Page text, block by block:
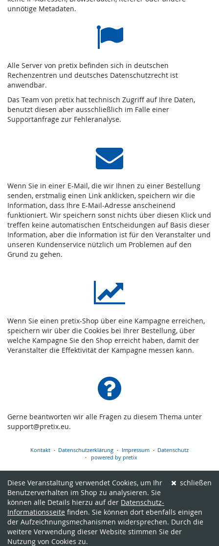
unnötige Metadaten.
Alle Server von pretix befinden sich in deutschen
Rechenzentren und deutsches Datenschutzrecht ist
anwendbar.
Das Team von pretix hat technisch Zugriff auf Ihre Daten,
benutzt diesen aber ausschließlich im Falle einer
Supportanfrage zur Fehleranalyse.
Wenn Sie in einer E-Mail, die wir Ihnen zu einer Bestellung
senden, erstmalig einen Link anklicken, speichern wir die
Information, dass Ihre E-Mail-Adresse anscheinend
funktioniert. Wir speichern sonst nichts über diesen Klick und
treffen keine automatischen Entscheidungen auf Basis dieser
Information, aber die Information ist für den Veranstalter und
unseren Kundenservice nützlich um Problemen auf den
Grund zu gehen.
Wenn Sie einen pretix-Shop über eine Kampagne erreichen,
speichern wir über die Cookies bei Ihrer Bestellung, über
welche Kampagne Sie den Shop erreicht haben, damit der
Veranstalter die Effektivität der Kampagne messen kann.
Gerne beantworten wir alle Fragen zu diesem Thema unter
support@pretix.eu.
Kontakt Datenschutzerklärung Impressum
Datenschutz
powered by pretix
schließen
Diese Veranstaltung verwendet Cookies, um Ihr
Benutzerverhalten im Shop zu analysieren. Sie
können alle Details hierzu auf der Datenschutz-
Informationsseite finden. Sie können dort ebenfalls einigen
der Aufzeichnungsmechanismen widersprechen. Durch die
weitere Verwendung dieser Website stimmen Sie der
Nutzung von Cookies zu.